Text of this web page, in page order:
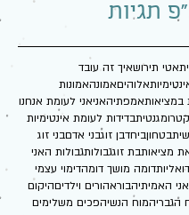
תגיות
אטי תירושאיך זה עובד
אלוהיםאמונהאמונות
במציאותאמפתיהאניאני לעומת אנחנו
בדידות לעומת אינטימיות
בטחוןביחדבן זוגבני אדםבני זוג
מציאותבת זוגגבולותגבולות האני
דואליותדומה מושך דומהדימוי עצמי
האמיתיהבוראהורים וילדיםהיקום
הגבריהמוח הנשיהפכים משלימים